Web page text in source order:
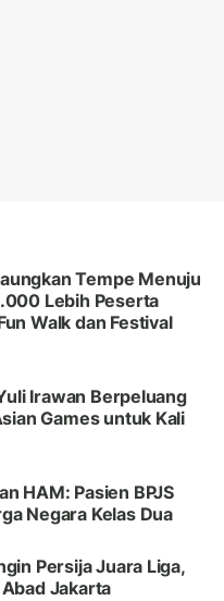
Tempe Menuju
Lebih Peserta
Walk dan Festival
Irawan Berpeluang
Games untuk Kali
HAM: Pasien BPJS
Negara Kelas Dua
Persija Juara Liga,
Jakarta